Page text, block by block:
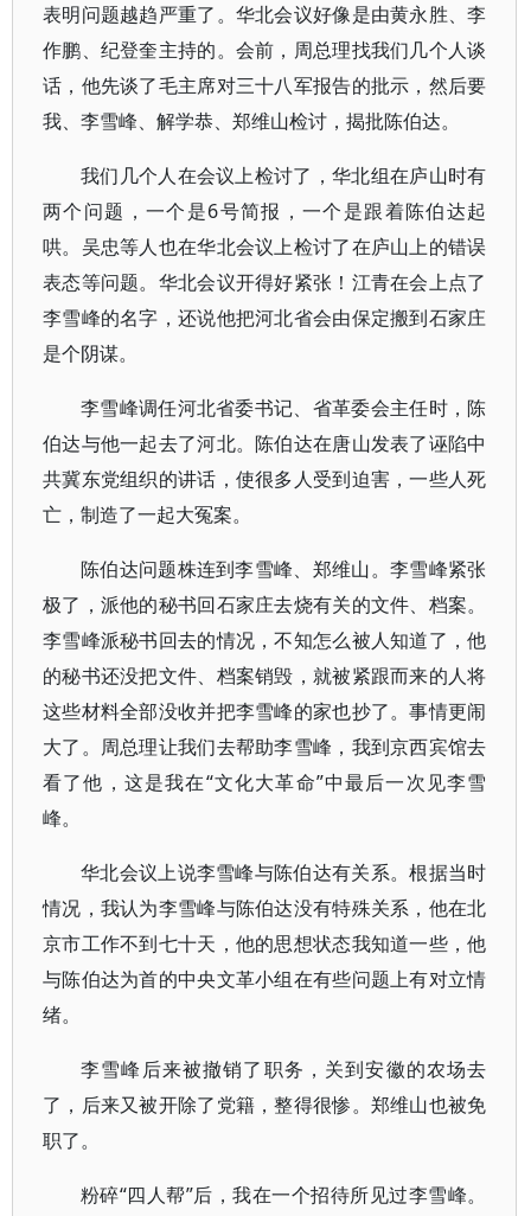
表明问题越趋严重了。华北会议好像是由黄永胜、李
作鹏、纪登奎主持的。会前，周总理找我们几个人谈
话，他先谈了毛主席对三十八军报告的批示，然后要
我、李雪峰、解学恭、郑维山检讨，揭批陈伯达。
我们几个人在会议上检讨了，华北组在庐山时有
两个问题，一个是6号简报，一个是跟着陈伯达起
哄。吴忠等人也在华北会议上检讨了在庐山上的错误
表态等问题。华北会议开得好紧张！江青在会上点了
李雪峰的名字，还说他把河北省会由保定搬到石家庄
是个阴谋。
李雪峰调任河北省委书记、省革委会主任时，陈
伯达与他一起去了河北。陈伯达在唐山发表了诬陷中
共冀东党组织的讲话，使很多人受到迫害，一些人死
亡，制造了一起大冤案。
陈伯达问题株连到李雪峰、郑维山。李雪峰紧张
极了，派他的秘书回石家庄去烧有关的文件、档案。
李雪峰派秘书回去的情况，不知怎么被人知道了，他
的秘书还没把文件、档案销毁，就被紧跟而来的人将
这些材料全部没收并把李雪峰的家也抄了。事情更闹
大了。周总理让我们去帮助李雪峰，我到京西宾馆去
看了他，这是我在“文化大革命”中最后一次见李雪
峰。
华北会议上说李雪峰与陈伯达有关系。根据当时
情况，我认为李雪峰与陈伯达没有特殊关系，他在北
京市工作不到七十天，他的思想状态我知道一些，他
与陈伯达为首的中央文革小组在有些问题上有对立情
绪。
李雪峰后来被撤销了职务，关到安徽的农场去
了，后来又被开除了党籍，整得很惨。郑维山也被免
职了。
粉碎“四人帮”后，我在一个招待所见过李雪峰。